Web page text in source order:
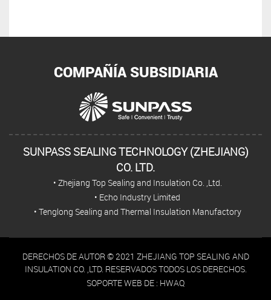
COMPAÑÍA SUBSIDIARIA
SUNPASS SEALING TECHNOLOGY (ZHEJIANG)
CO. LTD.
• Zhejiang Top Sealing and Insulation Co. ,Ltd.
• Echo Industry Limited
• Tenglong Sealing and Thermal Insulation Manufactory
DERECHOS DE AUTOR © 2021 ZHEJIANG TOP SEALING AND
INSULATION CO. ,LTD. RESERVADOS TODOS LOS DERECHOS.
SOPORTE WEB DE : HWAQ